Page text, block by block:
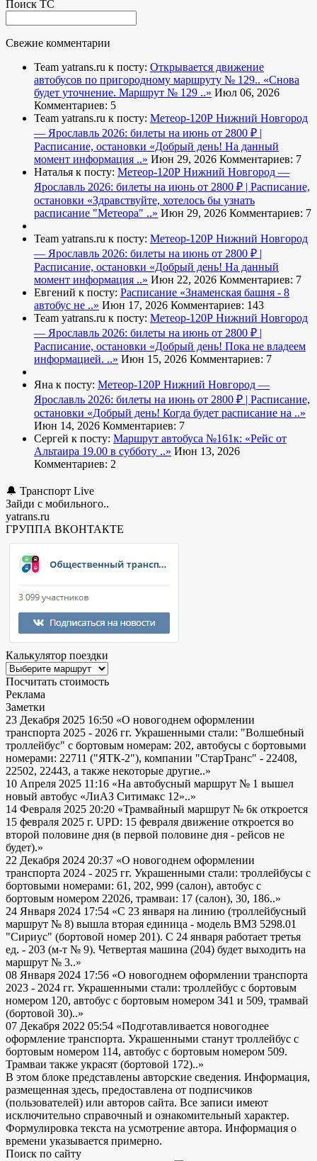
Поиск ТС
Свежие комментарии
Team yatrans.ru к посту: Открывается движение
автобусов по пригородному маршруту № 129.. «Снова
будет уточнение. Маршрут № 129 ..» Июл 06, 2026
Комментариев: 5
Team yatrans.ru к посту: Метеор-120Р Нижний Новгород
— Ярославль 2026: билеты на июнь от 2800 ₽ |
Расписание, остановки «Добрый день! На данный
момент информация ..» Июн 29, 2026 Комментариев: 7
Наталья к посту: Метеор-120Р Нижний Новгород —
Ярославль 2026: билеты на июнь от 2800 ₽ | Расписание,
остановки «Здравствуйте, хотелось бы узнать
расписание "Метеора" ..» Июн 29, 2026 Комментариев: 7
Team yatrans.ru к посту: Метеор-120Р Нижний Новгород
— Ярославль 2026: билеты на июнь от 2800 ₽ |
Расписание, остановки «Добрый день! На данный
момент информация ..» Июн 22, 2026 Комментариев: 7
Евгений к посту: Расписание «Знаменская башня - 8
автобус не ..» Июн 17, 2026 Комментариев: 143
Team yatrans.ru к посту: Метеор-120Р Нижний Новгород
— Ярославль 2026: билеты на июнь от 2800 ₽ |
Расписание, остановки «Добрый день! Пока не владеем
информацией. ..» Июн 15, 2026 Комментариев: 7
Яна к посту: Метеор-120Р Нижний Новгород —
Ярославль 2026: билеты на июнь от 2800 ₽ | Расписание,
остановки «Добрый день! Когда будет расписание на ..»
Июн 14, 2026 Комментариев: 7
Сергей к посту: Маршрут автобуса №161к: «Рейс от
Альтаира 19.00 в субботу ..» Июн 13, 2026
Комментариев: 2
🔔 Транспорт Live
Зайди с мобильного..
yatrans.ru
ГРУППА ВКОНТАКТЕ
Калькулятор поездки
Посчитать стоимость
Реклама
Заметки
23 Декабря 2025 16:50 «О новогоднем оформлении
транспорта 2025 - 2026 гг. Украшенными стали: "Волшебный
троллейбус" с бортовым номерам: 202, автобусы с бортовыми
номерами: 22711 ("ЯТК-2"), компании "СтарТранс" - 22408,
22502, 22443, а также некоторые другие..»
10 Апреля 2025 11:16 «На автобусный маршрут № 1 вышел
новый автобус «ЛиАЗ Ситимакс 12»..»
14 Февраля 2025 20:20 «Трамвайный маршрут № 6к откроется
15 февраля 2025 г. UPD: 15 февраля движение откроется во
второй половине дня (в первой половине дня - рейсов не
будет).»
22 Декабря 2024 20:37 «О новогоднем оформлении
транспорта 2024 - 2025 гг. Украшенными стали: троллейбусы с
бортовыми номерами: 61, 202, 999 (салон), автобус с
бортовым номером 22026, трамваи: 17 (салон), 30, 186..»
24 Января 2024 17:54 «С 23 января на линию (троллейбусный
маршрут № 8) вышла вторая единица - модель ВМЗ 5298.01
"Сириус" (бортовой номер 201). С 24 января работает третья
ед. - 203 (м-т № 9). Четвертая машина (204) будет выходить на
маршрут № 3..»
08 Января 2024 17:56 «О новогоднем оформлении транспорта
2023 - 2024 гг. Украшенными стали: троллейбус с бортовым
номером 120, автобус с бортовым номером 341 и 509, трамвай
(бортовой 30)..»
07 Декабря 2022 05:54 «Подготавливается новогоднее
оформление транспорта. Украшенными станут троллейбус с
бортовым номером 114, автобус с бортовым номером 509.
Трамваи также украсят (бортовой 172)..»
В этом блоке представлены авторские сведения. Информация,
размещенная здесь, предоставлена от подписчиков
(пользователей) или авторов сайта. Все записи имеют
исключительно справочный и ознакомительный характер.
Формулировка текста на усмотрение автора. Информация о
времени указывается примерно.
Поиск по сайту